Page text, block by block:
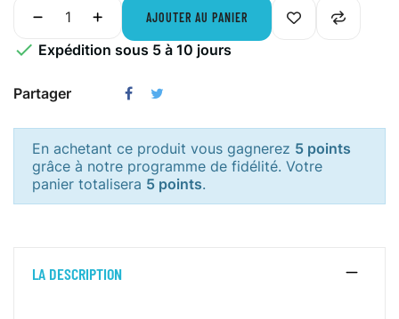
AJOUTER AU PANIER
 Expédition sous 5 à 10 jours
Partager
En achetant ce produit vous gagnerez 5 points
grâce à notre programme de fidélité. Votre
panier totalisera 5 points.
LA DESCRIPTION